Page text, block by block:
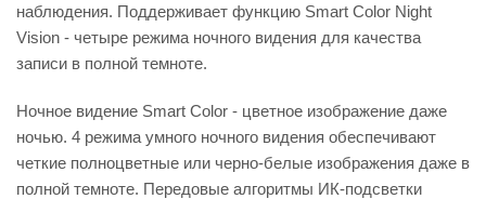
наблюдения. Поддерживает функцию Smart Color Night
Vision - четыре режима ночного видения для качества
записи в полной темноте.
Ночное видение Smart Color - цветное изображение даже
ночью. 4 режима умного ночного видения обеспечивают
четкие полноцветные или черно-белые изображения даже в
полной темноте. Передовые алгоритмы ИК-подсветки